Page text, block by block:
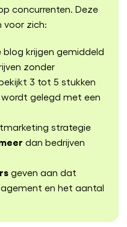
concurrenten. Deze
voor zich:
krijgen gemiddeld
zonder
3 tot 5 stukken
gelegd met een
strategie
dan bedrijven
geven aan dat
en het aantal